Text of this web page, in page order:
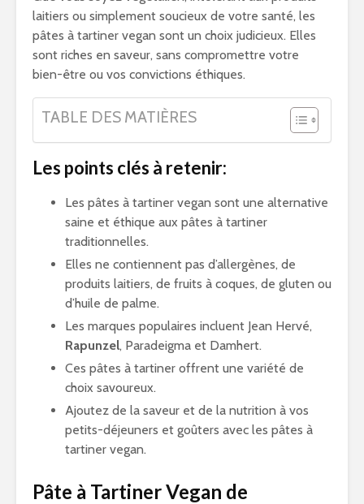
laitiers ou simplement soucieux de votre santé, les
pâtes à tartiner vegan sont un choix judicieux. Elles
sont riches en saveur, sans compromettre votre
bien-être ou vos convictions éthiques.
TABLE DES MATIÈRES
Les points clés à retenir:
Les pâtes à tartiner vegan sont une alternative
saine et éthique aux pâtes à tartiner
traditionnelles.
Elles ne contiennent pas d’allergènes, de
produits laitiers, de fruits à coques, de gluten ou
d’huile de palme.
Les marques populaires incluent Jean Hervé,
Rapunzel, Paradeigma et Damhert.
Ces pâtes à tartiner offrent une variété de
choix savoureux.
Ajoutez de la saveur et de la nutrition à vos
petits-déjeuners et goûters avec les pâtes à
tartiner vegan.
Pâte à Tartiner Vegan de